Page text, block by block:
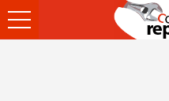
Ouvrir
le